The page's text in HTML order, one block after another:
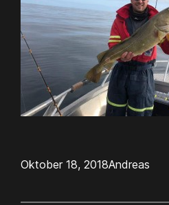
Oktober 18, 2018Andreas